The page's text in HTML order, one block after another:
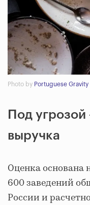
Photo by Portuguese Gravity
Под
выручка
Оценка
600 заведений
России и